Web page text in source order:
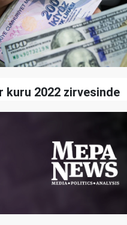
kuru 2022 zirvesinde